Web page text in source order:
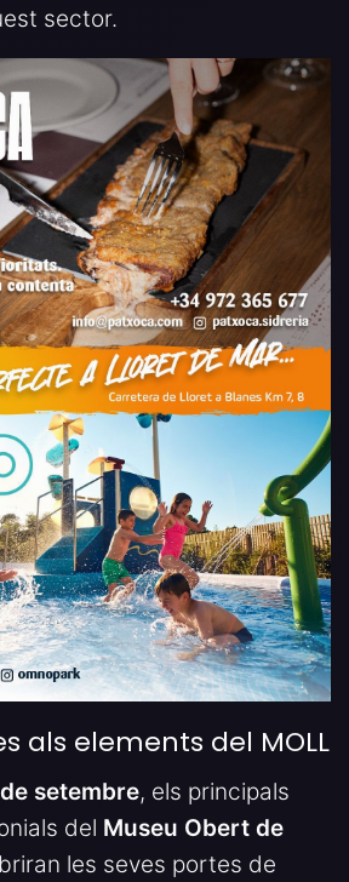
sector.
als elements del MOLL
setembre, els principals
del Museu Obert de
les seves portes de